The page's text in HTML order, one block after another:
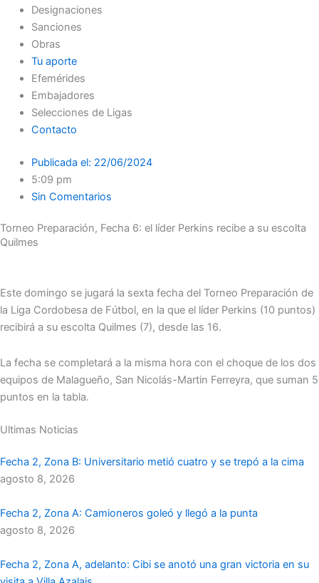
Designaciones
Sanciones
Obras
Tu aporte
Efemérides
Embajadores
Selecciones de Ligas
Contacto
Publicada el: 22/06/2024
5:09 pm
Sin Comentarios
Torneo Preparación, Fecha 6: el líder Perkins recibe a su escolta
Quilmes
Este domingo se jugará la sexta fecha del Torneo Preparación de
la Liga Cordobesa de Fútbol, en la que el líder Perkins (10 puntos)
recibirá a su escolta Quilmes (7), desde las 16.
La fecha se completará a la misma hora con el choque de los dos
equipos de Malagueño, San Nicolás-Martin Ferreyra, que suman 5
puntos en la tabla.
Ultimas Noticias
Fecha 2, Zona B: Universitario metió cuatro y se trepó a la cima
agosto 8, 2026
Fecha 2, Zona A: Camioneros goleó y llegó a la punta
agosto 8, 2026
Fecha 2, Zona A, adelanto: Cibi se anotó una gran victoria en su